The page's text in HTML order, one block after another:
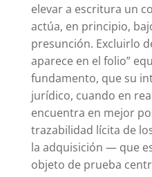
elevar a escritura un
actúa, en principio,
presunción. Excluirlo
aparece en el folio”
fundamento, que su
jurídico, cuando en
encuentra en mejor
trazabilidad lícita de
la adquisición — que
objeto de prueba